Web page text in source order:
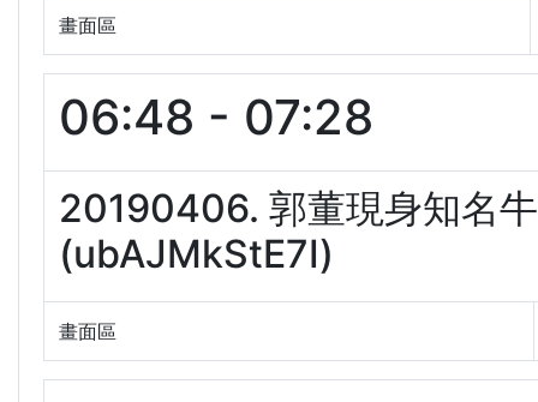
畫面區
06:48 - 07:28
20190406. 郭董現身知名
(ubAJMkStE7I)
畫面區